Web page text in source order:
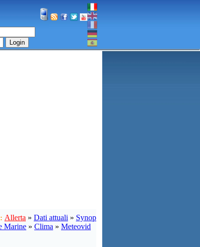
Login
Allerta » Dati attuali » Synop
Marine » Clima » Meteovid